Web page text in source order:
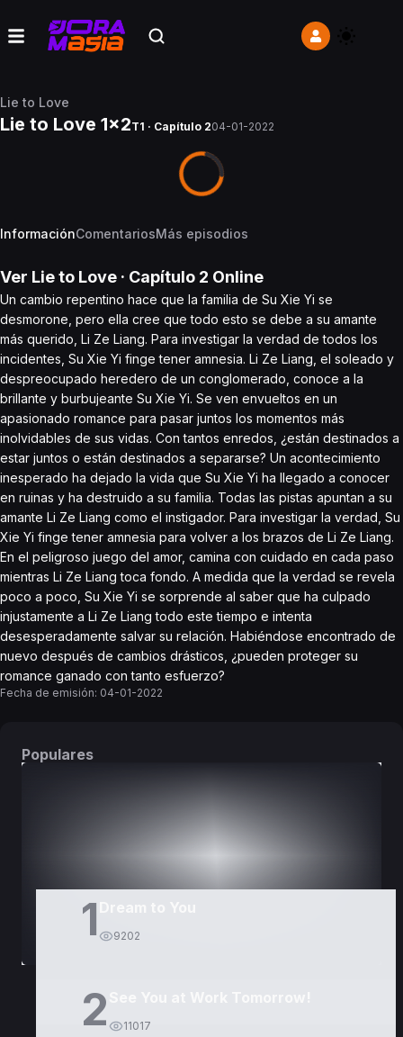
Lie to Love
Lie to Love 1x2T1 · Capítulo 204-01-2022
InformaciónComentariosMás episodios
Ver Lie to Love · Capítulo 2 Online
Un cambio repentino hace que la familia de Su Xie Yi se
desmorone, pero ella cree que todo esto se debe a su amante
más querido, Li Ze Liang. Para investigar la verdad de todos los
incidentes, Su Xie Yi finge tener amnesia. Li Ze Liang, el soleado y
despreocupado heredero de un conglomerado, conoce a la
brillante y burbujeante Su Xie Yi. Se ven envueltos en un
apasionado romance para pasar juntos los momentos más
inolvidables de sus vidas. Con tantos enredos, ¿están destinados a
estar juntos o están destinados a separarse? Un acontecimiento
inesperado ha dejado la vida que Su Xie Yi ha llegado a conocer
en ruinas y ha destruido a su familia. Todas las pistas apuntan a su
amante Li Ze Liang como el instigador. Para investigar la verdad, Su
Xie Yi finge tener amnesia para volver a los brazos de Li Ze Liang.
En el peligroso juego del amor, camina con cuidado en cada paso
mientras Li Ze Liang toca fondo. A medida que la verdad se revela
poco a poco, Su Xie Yi se sorprende al saber que ha culpado
injustamente a Li Ze Liang todo este tiempo e intenta
desesperadamente salvar su relación. Habiéndose encontrado de
nuevo después de cambios drásticos, ¿pueden proteger su
romance ganado con tanto esfuerzo?
Fecha de emisión: 04-01-2022
Populares
1 9202
2 11017